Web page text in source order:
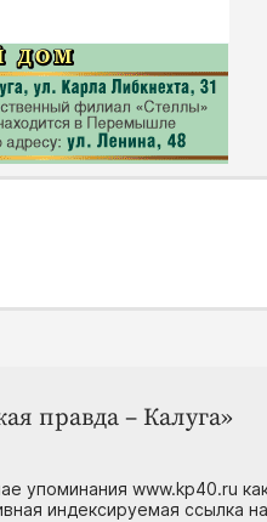
правда – Калуга»
упоминания www.kp40.ru
индексируемая ссылка